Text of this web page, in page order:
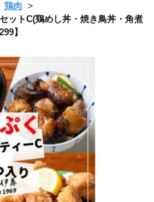
鶏肉
ットC(鶏めし丼・焼き鳥丼・角煮
】